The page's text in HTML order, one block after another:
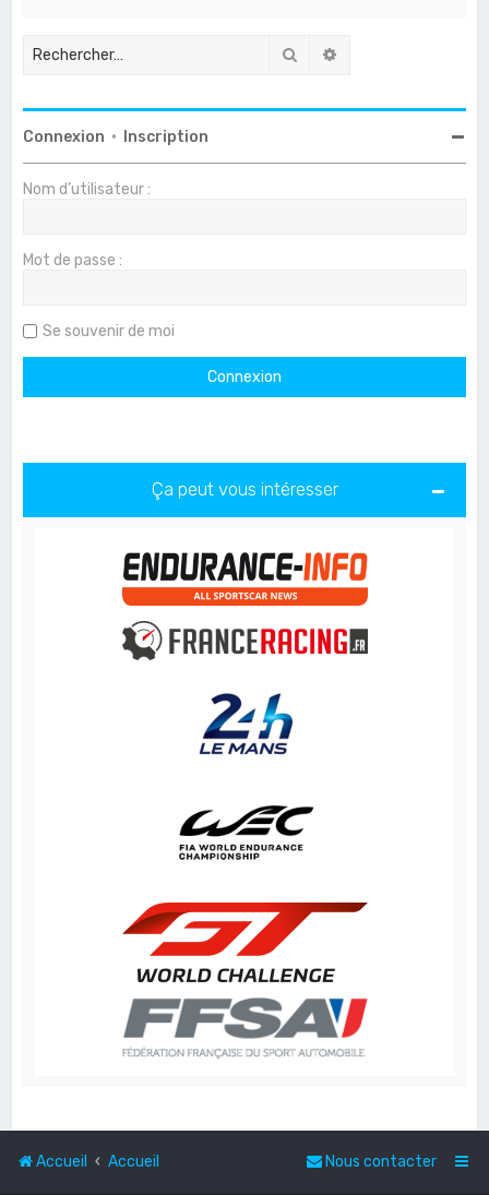
Rechercher
Connexion • Inscription
Nom d’utilisateur :
Mot de passe :
Se souvenir de moi
Ça peut vous intéresser
Accueil Accueil Nous contacter